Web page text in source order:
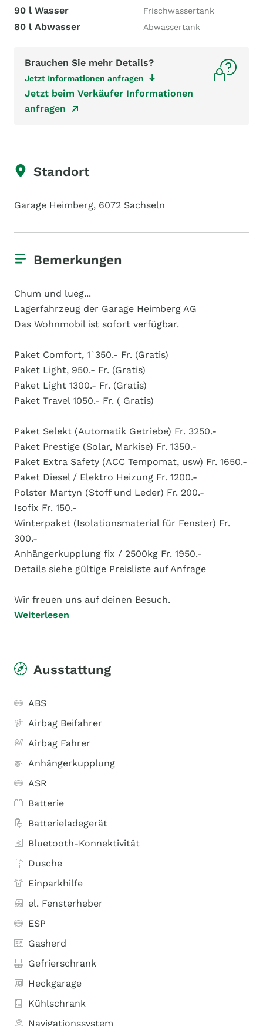
90 l Wasser Frischwassertank
80 l Abwasser Abwassertank
Brauchen Sie mehr Details?
Jetzt Informationen anfragen
Jetzt beim Verkäufer Informationen
anfragen
Standort
Garage Heimberg, 6072 Sachseln
Bemerkungen
Chum und lueg...
Lagerfahrzeug der Garage Heimberg AG
Das Wohnmobil ist sofort verfügbar.
Paket Comfort, 1`350.- Fr. (Gratis)
Paket Light, 950.- Fr. (Gratis)
Paket Light 1300.- Fr. (Gratis)
Paket Travel 1050.- Fr. ( Gratis)
Paket Selekt (Automatik Getriebe) Fr. 3250.-
Paket Prestige (Solar, Markise) Fr. 1350.-
Paket Extra Safety (ACC Tempomat, usw) Fr. 1650.-
Paket Diesel / Elektro Heizung Fr. 1200.-
Polster Martyn (Stoff und Leder) Fr. 200.-
Isofix Fr. 150.-
Winterpaket (Isolationsmaterial für Fenster) Fr.
300.-
Anhängerkupplung fix / 2500kg Fr. 1950.-
Details siehe gültige Preisliste auf Anfrage
Wir freuen uns auf deinen Besuch.
Weiterlesen
Ausstattung
ABS
Airbag Beifahrer
Airbag Fahrer
Anhängerkupplung
ASR
Batterie
Batterieladegerät
Bluetooth-Konnektivität
Dusche
Einparkhilfe
el. Fensterheber
ESP
Gasherd
Gefrierschrank
Heckgarage
Kühlschrank
Navigationssystem